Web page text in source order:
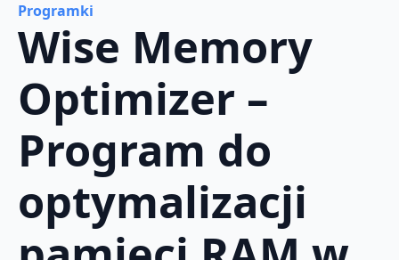
Programki
Wise Memory
Optimizer –
Program do
optymalizacji